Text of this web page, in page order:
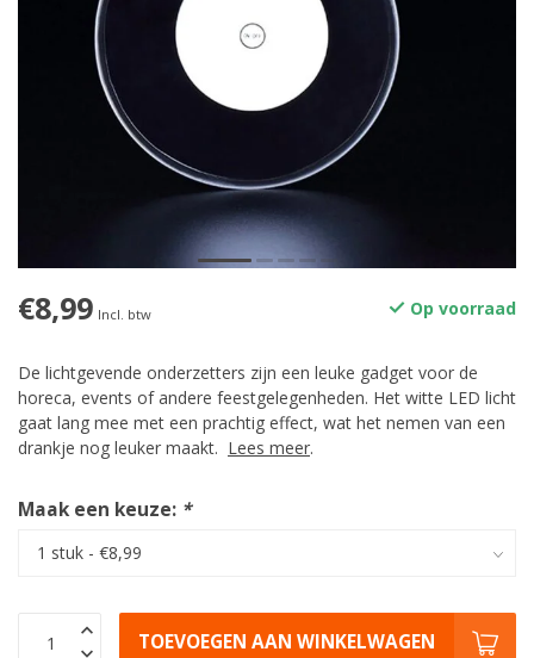
€8,99 Incl. btw Op voorraad
De lichtgevende onderzetters zijn een leuke gadget voor de
horeca, events of andere feestgelegenheden. Het witte LED licht
gaat lang mee met een prachtig effect, wat het nemen van een
drankje nog leuker maakt. Lees meer.
Maak een keuze: *
TOEVOEGEN AAN WINKELWAGEN